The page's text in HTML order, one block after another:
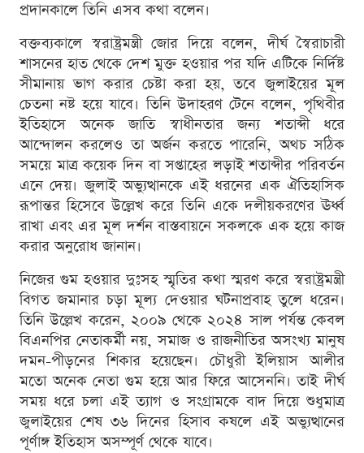
প্রদানকালে তিনি এসব কথা বলেন।
বক্তব্যকালে স্বরাষ্ট্রমন্ত্রী জোর দিয়ে বলেন, দীর্ঘ স্বৈরাচারী
শাসনের হাত থেকে দেশ মুক্ত হওয়ার পর যদি এটিকে নির্দিষ্ট
সীমানায় ভাগ করার চেষ্টা করা হয়, তবে জুলাইয়ের মূল
চেতনা নষ্ট হয়ে যাবে। তিনি উদাহরণ টেনে বলেন, পৃথিবীর
ইতিহাসে অনেক জাতি স্বাধীনতার জন্য শতাব্দী ধরে
আন্দোলন করলেও তা অর্জন করতে পারেনি, অথচ সঠিক
সময়ে মাত্র কয়েক দিন বা সপ্তাহের লড়াই শতাব্দীর পরিবর্তন
এনে দেয়। জুলাই অভ্যুত্থানকে এই ধরনের এক ঐতিহাসিক
রূপান্তর হিসেবে উল্লেখ করে তিনি একে দলীয়করণের ঊর্ধ্ব
রাখা এবং এর মূল দর্শন বাস্তবায়নে সকলকে এক হয়ে কাজ
করার অনুরোধ জানান।
নিজের গুম হওয়ার দুঃসহ স্মৃতির কথা স্মরণ করে স্বরাষ্ট্রমন্ত্রী
বিগত জমানার চড়া মূল্য দেওয়ার ঘটনাপ্রবাহ তুলে ধরেন।
তিনি উল্লেখ করেন, ২০০৯ থেকে ২০২৪ সাল পর্যন্ত কেবল
বিএনপির নেতাকর্মী নয়, সমাজ ও রাজনীতির অসংখ্য মানুষ
দমন-পীড়নের শিকার হয়েছেন। চৌধুরী ইলিয়াস আলীর
মতো অনেক নেতা গুম হয়ে আর ফিরে আসেননি। তাই দীর্ঘ
সময় ধরে চলা এই ত্যাগ ও সংগ্রামকে বাদ দিয়ে শুধুমাত্র
জুলাইয়ের শেষ ৩৬ দিনের হিসাব কষলে এই অভ্যুত্থানের
পূর্ণাঙ্গ ইতিহাস অসম্পূর্ণ থেকে যাবে।